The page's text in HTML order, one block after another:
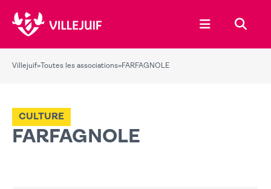
Ouvrir le
Villejuif» Toutes les associations»FARFAGNOLE
FARFAGNOLE
CULTURE